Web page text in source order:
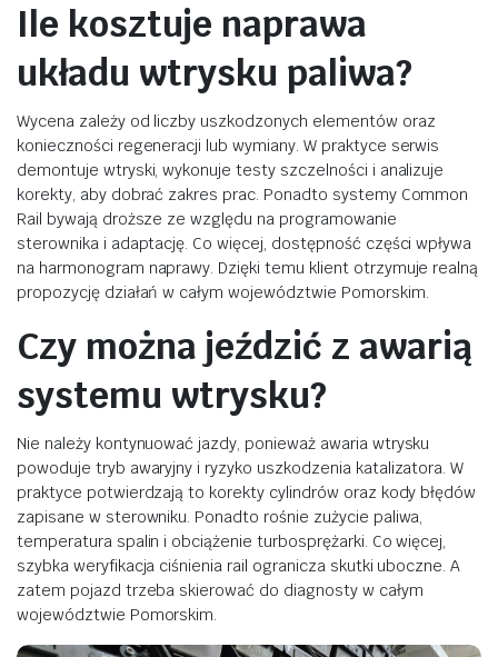
Ile kosztuje naprawa
układu wtrysku paliwa?
Wycena zależy od liczby uszkodzonych elementów oraz
konieczności regeneracji lub wymiany. W praktyce serwis
demontuje wtryski, wykonuje testy szczelności i analizuje
korekty, aby dobrać zakres prac. Ponadto systemy Common
Rail bywają droższe ze względu na programowanie
sterownika i adaptację. Co więcej, dostępność części wpływa
na harmonogram naprawy. Dzięki temu klient otrzymuje realną
propozycję działań w całym województwie Pomorskim.
Czy można jeździć z awarią
systemu wtrysku?
Nie należy kontynuować jazdy, ponieważ awaria wtrysku
powoduje tryb awaryjny i ryzyko uszkodzenia katalizatora. W
praktyce potwierdzają to korekty cylindrów oraz kody błędów
zapisane w sterowniku. Ponadto rośnie zużycie paliwa,
temperatura spalin i obciążenie turbosprężarki. Co więcej,
szybka weryfikacja ciśnienia rail ogranicza skutki uboczne. A
zatem pojazd trzeba skierować do diagnosty w całym
województwie Pomorskim.